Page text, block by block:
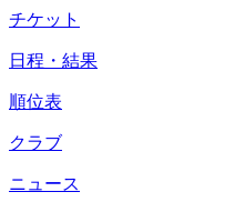
チケット
日程・結果
順位表
クラブ
ニュース